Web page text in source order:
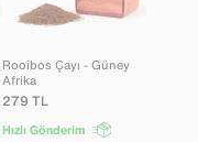
Rooibos Çayı - Güney
Afrika
279TL
Hızlı Gönderim